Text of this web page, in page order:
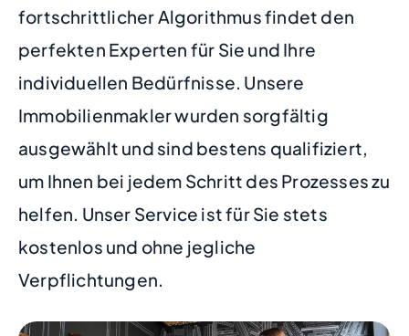
fortschrittlicher Algorithmus findet den
perfekten Experten für Sie und Ihre
individuellen Bedürfnisse. Unsere
Immobilienmakler wurden sorgfältig
ausgewählt und sind bestens qualifiziert,
um Ihnen bei jedem Schritt des Prozesses zu
helfen. Unser Service ist für Sie stets
kostenlos und ohne jegliche
Verpflichtungen.